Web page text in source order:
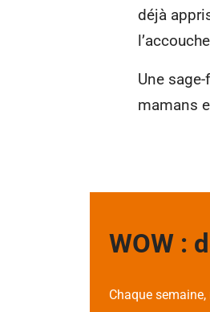
déjà
Une
mamans
WOW :
Chaque